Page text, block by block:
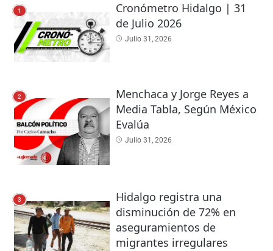
1
Cronómetro Hidalgo | 31
de Julio 2026
Julio 31, 2026
2
Menchaca y Jorge Reyes a
Media Tabla, Según México
Evalúa
Julio 31, 2026
3
Hidalgo registra una
disminución de 72% en
aseguramientos de
migrantes irregulares